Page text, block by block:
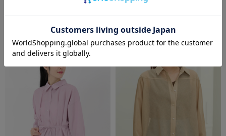
ICHIE STRAWBERRY-FIELDS
シンプルニットＴシャツ
SALE 洗える
ICHIE STRAWBERRY-FIELDS
ウエストタックシャツ